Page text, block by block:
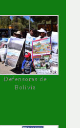
Defensoras de
Bolivia